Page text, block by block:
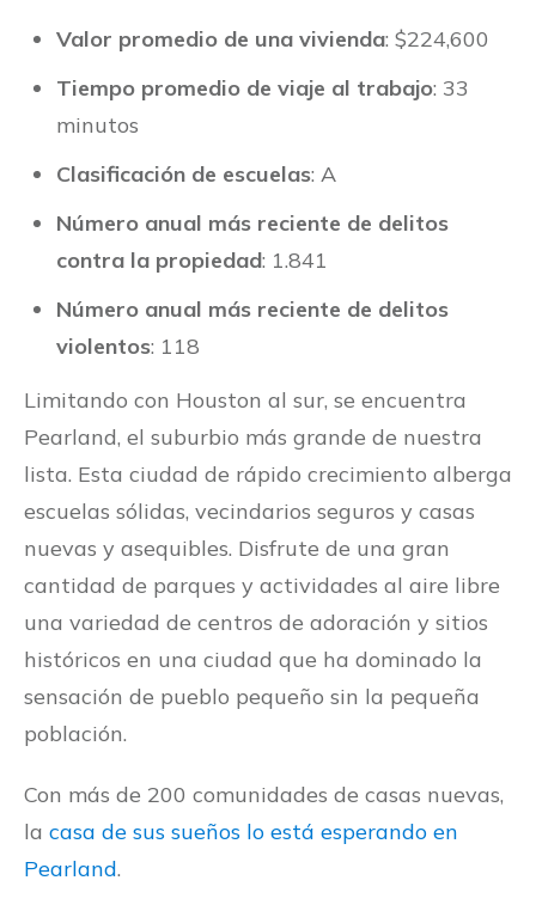
Valor promedio de una vivienda: $224,600
Tiempo promedio de viaje al trabajo: 33
minutos
Clasificación de escuelas: A
Número anual más reciente de delitos
contra la propiedad: 1.841
Número anual más reciente de delitos
violentos: 118
Limitando con Houston al sur, se encuentra
Pearland, el suburbio más grande de nuestra
lista. Esta ciudad de rápido crecimiento alberga
escuelas sólidas, vecindarios seguros y casas
nuevas y asequibles. Disfrute de una gran
cantidad de parques y actividades al aire libre
una variedad de centros de adoración y sitios
históricos en una ciudad que ha dominado la
sensación de pueblo pequeño sin la pequeña
población.
Con más de 200 comunidades de casas nuevas,
la casa de sus sueños lo está esperando en
Pearland.